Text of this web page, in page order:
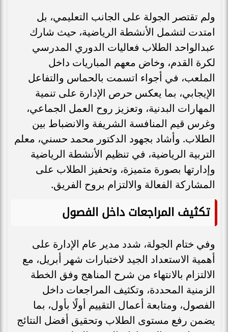
ولم تقتصر الجولة على الجانب التعليمي، بل
امتدت لتشمل الأنشطة الرياضية، حيث شارك
عبدالواحد الطلاب فعاليات الدوري المدرسي
لكرة القدم، وخاض معهم المباريات داخل
الملعب، في أجواء اتسمت بالحماس والتفاعل
الإيجابي، بما يعكس حرص الإدارة على تنمية
المهارات البدنية، وتعزيز روح العمل الجماعي،
وغرس قيم المنافسة الشريفة والانضباط بين
الطلاب. وأشاد بجهود الدكتور محمد حسني، معلم
التربية الرياضية، في تنظيم الأنشطة الرياضية
وإدارتها بصورة متميزة، وتحفيز الطلاب على
المشاركة الفعالة والالتزام بروح الفريق.
تكثيف المراجعات داخل الفصول
وفي ختام الجولة، شدد مدير عام الإدارة على
أهمية الاستعداد الجيد لاختبارات شهر أبريل، مع
الالتزام بالانتهاء من شرح المناهج وفق الخطة
الزمنية المحددة، وتكثيف المراجعات داخل
الفصول، ومتابعة أعمال التقييم أولًا بأول، بما
يضمن رفع مستوى الطلاب وتحقيق أفضل النتائج